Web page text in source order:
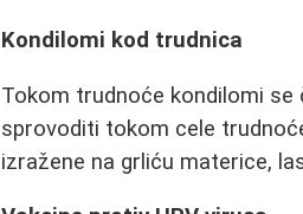
Kondilomi kod trudnica
Tokom trudnoće kondilomi
sprovoditi tokom cele
izražene na grliću materice,